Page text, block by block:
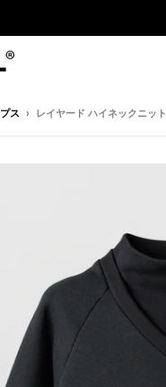
ス › レイヤード ハイネックニット